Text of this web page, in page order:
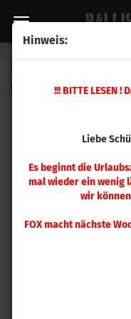
Hinweis:
!!! BITTE LESEN !
Liebe
Es beginnt die
mal wieder ein wenig
wir
FOX macht nächste
30570)